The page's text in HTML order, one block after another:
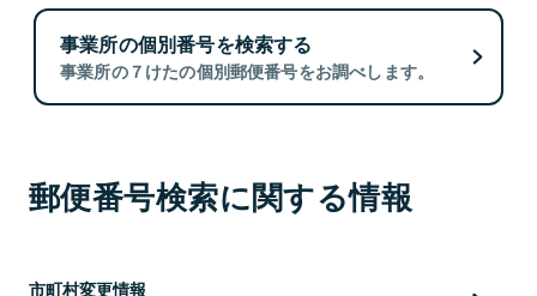
事業所の個別番号を検索する
事業所の７けたの個別郵便番号をお調べします。
郵便番号検索に関する情報
市町村変更情報